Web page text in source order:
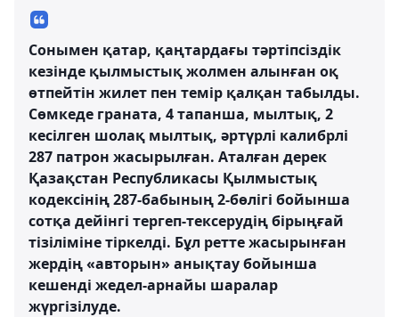
Сонымен қатар, қаңтардағы тәртіпсіздік
кезінде қылмыстық жолмен алынған оқ
өтпейтін жилет пен темір қалқан табылды.
Сөмкеде граната, 4 тапанша, мылтық, 2
кесілген шолақ мылтық, әртүрлі калибрлі
287 патрон жасырылған. Аталған дерек
Қазақстан Республикасы Қылмыстық
кодексінің 287-бабының 2-бөлігі бойынша
сотқа дейінгі тергеп-тексерудің бірыңғай
тізіліміне тіркелді. Бұл ретте жасырынған
жердің «авторын» анықтау бойынша
кешенді жедел-арнайы шаралар
жүргізілуде.